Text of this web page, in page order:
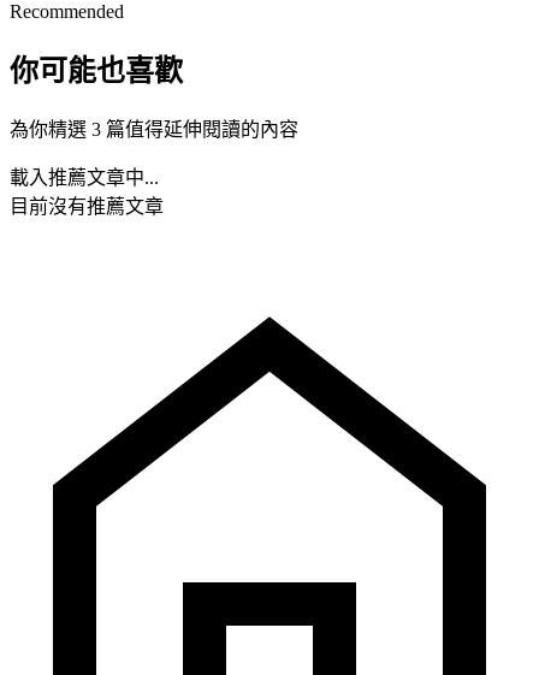
Recommended
你可能也喜歡
為你精選 3 篇值得延伸閱讀的內容
載入推薦文章中...
目前沒有推薦文章